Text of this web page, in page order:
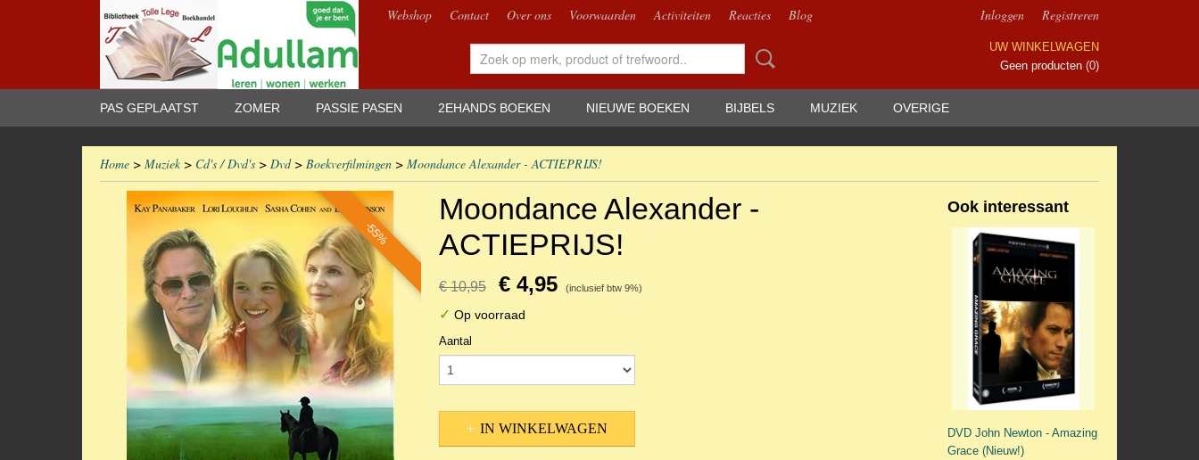
Webshop Contact Over ons Voorwaarden Activiteiten Reacties Blog Inloggen Registreren
UW WINKELWAGEN
Geen producten (0)
PAS GEPLAATST ZOMER PASSIE PASEN 2EHANDS BOEKEN NIEUWE BOEKEN BIJBELS MUZIEK OVERIGE
Home > Muziek> Cd's / Dvd's > Dvd> Boekverfilmingen > Moondance Alexander - ACTIEPRIJS!
-55%
Moondance Alexander -
ACTIEPRIJS!
€ 10,95 € 4,95 (inclusief btw 9%)
✓ Op voorraad
Aantal
IN WINKELWAGEN
Ook interessant
DVD John Newton - Amazing
Grace (Nieuw!)